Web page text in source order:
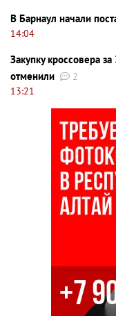
В Барнаул начали
14:04
Закупку кроссовера
отменили
2
13:21